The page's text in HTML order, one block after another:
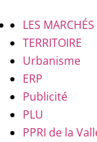
LES
TERRITOIRE
Urbanisme
ERP
Publicité
PLU
PPRI de la